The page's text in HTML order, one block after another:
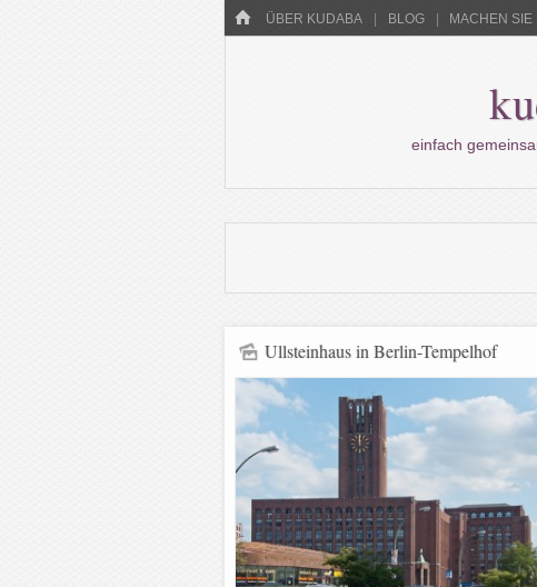
HOME
Menü
WECHSELN SIE ZUM INHALT
ÜBER KUDABA BLOG MACHEN SIE
einfach
Ullsteinhaus in Berlin-Tempelhof